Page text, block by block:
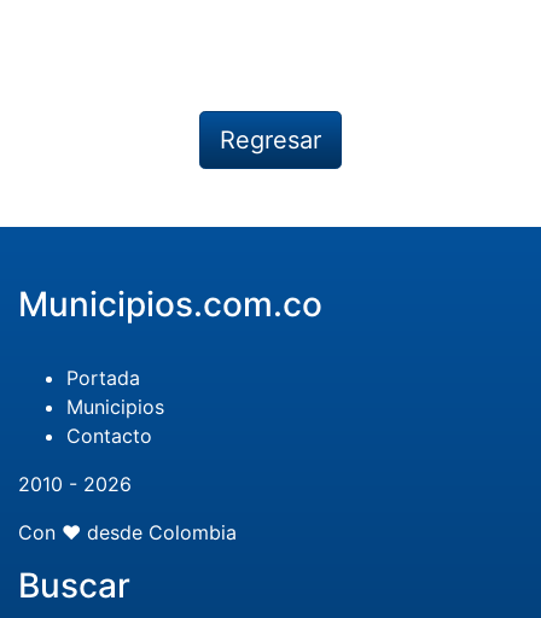
Regresar
Municipios.com.co
Portada
Municipios
Contacto
2010 - 2026
Con ❤️ desde Colombia
Buscar